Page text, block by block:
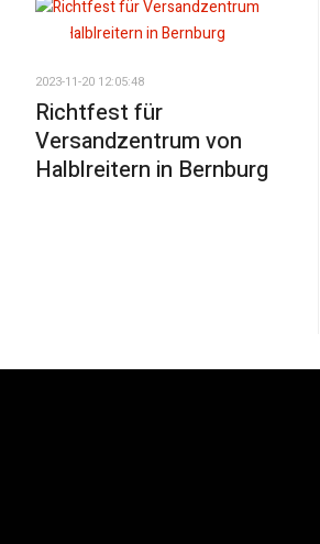
2023-11-20 12:05:48
Richtfest für
Versandzentrum von
Halblreitern in Bernburg